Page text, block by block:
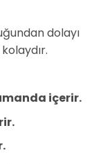
dolayı
içerir.